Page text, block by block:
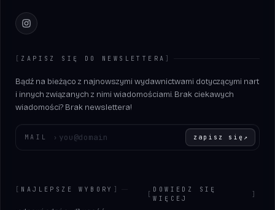
Instagram
ZAPISZ SIĘ DO NEWSLETTERA
Bądź na bieżąco z najnowszymi wydawnictwami dotyczącymi nart
i innych związanych z nimi wiadomościami. Brak ciekawych
wiadomości? Brak newslettera!
MAIL › zapisz się ↗
NAJLEPSZE WYBORY
[
DOWIEDZ SIĘ
WIĘCEJ
]